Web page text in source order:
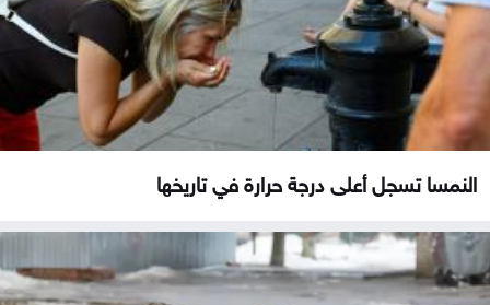
النمسا تسجل أعلى درجة حرارة في تاريخها